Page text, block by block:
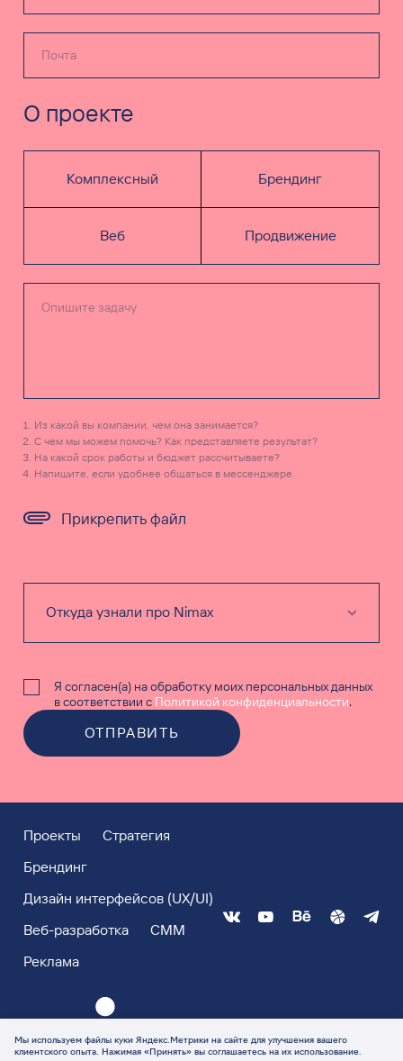
О проекте
Комплексный Брендинг
Веб Продвижение
Прикрепить файл
Из какой вы компании, чем она занимается?
С чем мы можем помочь? Как представляете результат?
На какой срок работы и бюджет рассчитываете?
Напишите, если удобнее общаться в мессенджере.
Я согласен(а) на обработку моих персональных данных
в соответствии с Политикой конфиденциальности.
ОТПРАВИТЬ
Проекты
Стратегия
Брендинг
Дизайн интерфейсов (UX/UI)
Веб-разработка
СММ
Реклама
Мы используем файлы куки Яндекс.Метрики на сайте для улучшения вашего
клиентского опыта. Нажимая «Принять» вы соглашаетесь на их использование.